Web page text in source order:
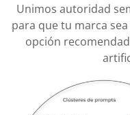
Unimos autoridad
para que tu marca
opción